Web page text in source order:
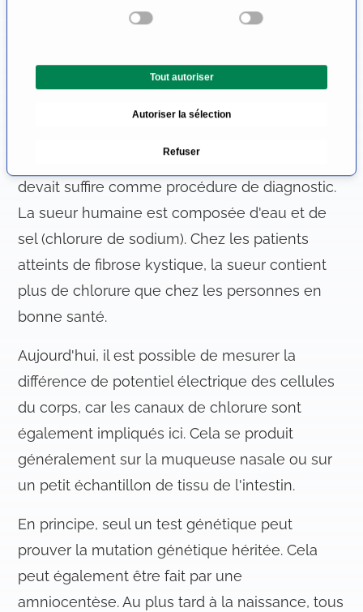
o
n
s
e
t
e
m
n
Tout autoriser
Autoriser la sélection
Refuser
touchés par la maladie, ce qui explique
mucoviscidose sont généralement stériles.
Dans le passé, le test des glandes sudoripares
devait suffire comme procédure de diagnostic.
La sueur humaine est composée d'eau et de
sel (chlorure de sodium). Chez les patients
atteints de fibrose kystique, la sueur contient
plus de chlorure que chez les personnes en
bonne santé.
Aujourd'hui, il est possible de mesurer la
différence de potentiel électrique des cellules
du corps, car les canaux de chlorure sont
également impliqués ici. Cela se produit
généralement sur la muqueuse nasale ou sur
un petit échantillon de tissu de l'intestin.
En principe, seul un test génétique peut
prouver la mutation génétique héritée. Cela
peut également être fait par une
amniocentèse. Au plus tard à la naissance, tous